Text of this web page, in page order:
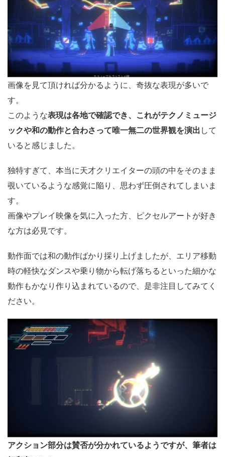
画像を見て頂ければ分かるように、奇抜な表現が多いで
す。
このような表現は各地で確認でき、これがテクノミュージ
ックや和の動作と合わさって唯一無二の世界観を演出 して
いると感じました。
独特すぎて、本当に天才クリエイターの頭の中をそのまま
覗いているような感覚に陥り、思わず圧倒されてしまいま
す。
画像やプレイ映像を気に入った方、ピクセルアートが好き
な方は必見です。
動作面では和の動作ばかり採り上げましたが、エリア移動
時の軽快なダンスや乗り物から転げ落ちるといった細かな
動作もかなり作り込まれているので、是非注目してみてく
ださい。
アクション部分は賛否が分かれているようですが、筆者は